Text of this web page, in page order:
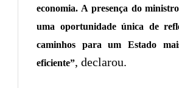
economia. A presença do
uma oportunidade única de
caminhos para um Estado
eficiente”, declarou.